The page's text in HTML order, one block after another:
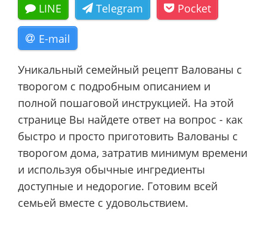
LINE Telegram Pocket
E-mail
Уникальный семейный рецепт Валованы с
творогом с подробным описанием и
полной пошаговой инструкцией. На этой
странице Вы найдете ответ на вопрос - как
быстро и просто приготовить Валованы с
творогом дома, затратив минимум времени
и используя обычные ингредиенты
доступные и недорогие. Готовим всей
семьей вместе с удовольствием.